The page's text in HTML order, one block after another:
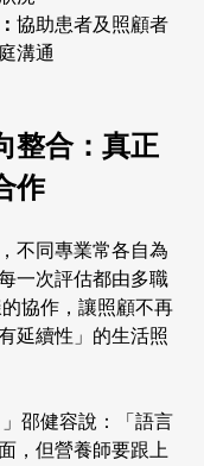
協助患者及照顧者
溝通
整合：真正
作
不同專業常各自為
一次評估都由多職
協作，讓照顧不再
延續性」的生活照
邵健容說：「語言
，但營養師要跟上